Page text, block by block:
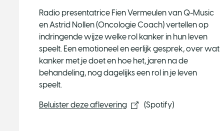
Radio presentatrice Fien Vermeulen van Q-Music
en Astrid Nollen (Oncologie Coach) vertellen op
indringende wijze welke rol kanker in hun leven
speelt. Een emotioneel en eerlijk gesprek, over wat
kanker met je doet en hoe het, jaren na de
behandeling, nog dagelijks een rol in je leven
speelt.
Beluister deze aflevering​ (Spotify)